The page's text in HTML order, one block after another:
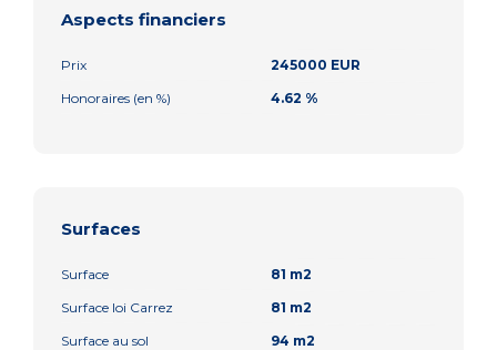
Aspects financiers
Prix
245000 EUR
Honoraires (en %)
4.62 %
Surfaces
Surface
81 m2
Surface loi Carrez
81 m2
Surface au sol
94 m2